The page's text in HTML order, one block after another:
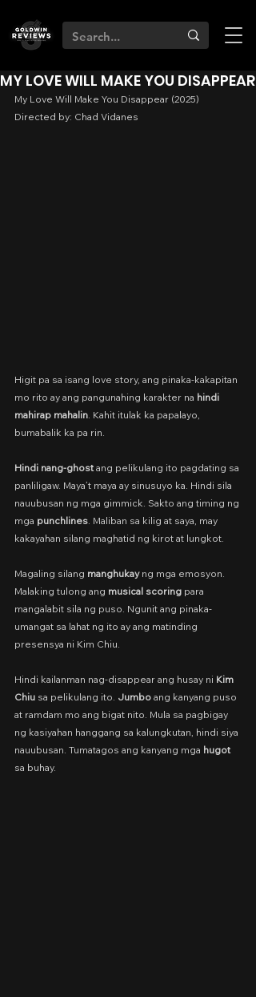
MY LOVE WILL MAKE YOU DISAPPEAR
My Love Will Make You Disappear (2025)
Directed by: Chad Vidanes
Higit pa sa isang love story, ang pinaka-kakapitan
mo rito ay ang pangunahing karakter na hindi
mahirap mahalin. Kahit itulak ka papalayo,
bumabalik ka pa rin.
Hindi nang-ghost ang pelikulang ito pagdating sa
panliligaw. Maya’t maya ay sinusuyo ka. Hindi sila
nauubusan ng mga gimmick. Sakto ang timing ng
mga punchlines. Maliban sa kilig at saya, may
kakayahan silang maghatid ng kirot at lungkot.
Magaling silang manghukay ng mga emosyon.
Malaking tulong ang musical scoring para
mangalabit sila ng puso. Ngunit ang pinaka-
umangat sa lahat ng ito ay ang matinding
presensya ni Kim Chiu.
Hindi kailanman nag-disappear ang husay ni Kim
Chiu sa pelikulang ito. Jumbo ang kanyang puso
at ramdam mo ang bigat nito. Mula sa pagbigay
ng kasiyahan hanggang sa kalungkutan, hindi siya
nauubusan. Tumatagos ang kanyang mga hugot
sa buhay.